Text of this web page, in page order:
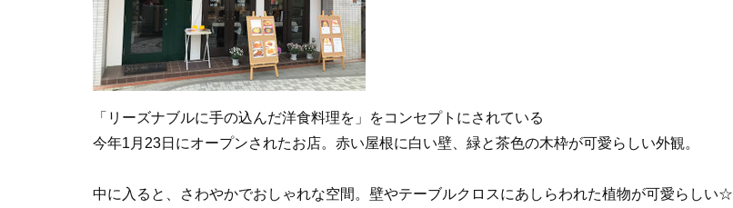
「リーズナブルに手の込んだ洋食料理を」をコンセプトにされている
今年1月23日にオープンされたお店。赤い屋根に白い壁、緑と茶色の木枠が可愛らしい外観。
中に入ると、さわやかでおしゃれな空間。壁やテーブルクロスにあしらわれた植物が可愛らしい☆